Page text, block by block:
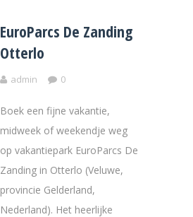
EuroParcs De Zanding
Otterlo
admin 0
Boek een fijne vakantie,
midweek of weekendje weg
op vakantiepark EuroParcs De
Zanding in Otterlo (Veluwe,
provincie Gelderland,
Nederland). Het heerlijke